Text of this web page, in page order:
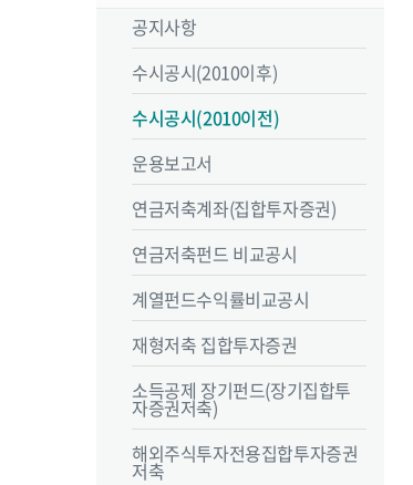
공지사항
수시공시(2010이후)
수시공시(2010이전)
운용보고서
연금저축계좌(집합투자증권)
연금저축펀드 비교공시
계열펀드수익률비교공시
재형저축 집합투자증권
소득공제 장기펀드(장기집합투
자증권저축)
해외주식투자전용집합투자증권
저축